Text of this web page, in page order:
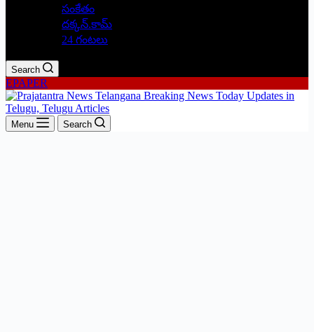
సంకేతం
దక్కన్.కామ్
24 గంటలు
Search
EPAPER
Menu Search